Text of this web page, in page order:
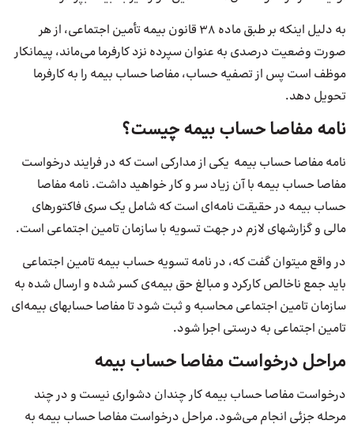
به دلیل اینکه بر طبق ماده ۳۸ قانون بیمه تأمین اجتماعی، از هر
صورت وضعیت درصدی به عنوان سپرده نزد کارفرما می‌ماند، پیمانکار
موظف است پس از تصفیه حساب، مفاصا حساب بیمه را به کارفرما
تحویل دهد.
نامه مفاصا حساب بیمه چیست؟
نامه مفاصا حساب بیمه یکی از مدارکی است که در فرایند درخواست
مفاصا حساب بیمه با آن زیاد سر و کار خواهید داشت. نامه مفاصا
حساب بیمه در حقیقت نامه‌ای است که شامل یک سری فاکتورهای
مالی و گزارش­های لازم در جهت تسویه با سازمان تامین اجتماعی است.
در واقع می­توان گفت که، در نامه تسویه حساب بیمه تامین اجتماعی
باید جمع ناخالص کارکرد و مبالغ حق بیمه‌ی کسر شده و ارسال شده به
سازمان تامین اجتماعی محاسبه و ثبت شود تا مفاصا حسابهای بیمه‌ای
تامین اجتماعی به درستی اجرا شود.
مراحل درخواست مفاصا حساب بیمه
درخواست مفاصا حساب بیمه کار چندان دشواری نیست و در چند
مرحله جزئی انجام می‌شود. مراحل درخواست مفاصا حساب بیمه به